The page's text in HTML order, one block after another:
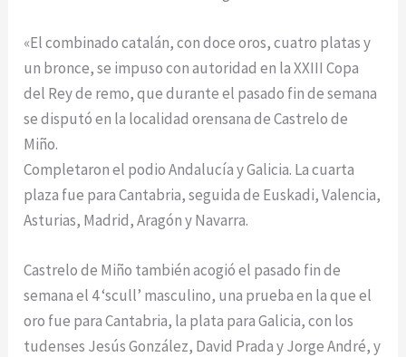
«El combinado catalán, con doce oros, cuatro platas y
un bronce, se impuso con autoridad en la XXIII Copa
del Rey de remo, que durante el pasado fin de semana
se disputó en la localidad orensana de Castrelo de
Miño.
Completaron el podio Andalucía y Galicia. La cuarta
plaza fue para Cantabria, seguida de Euskadi, Valencia,
Asturias, Madrid, Aragón y Navarra.
Castrelo de Miño también acogió el pasado fin de
semana el 4 ‘scull’ masculino, una prueba en la que el
oro fue para Cantabria, la plata para Galicia, con los
tudenses Jesús González, David Prada y Jorge André, y